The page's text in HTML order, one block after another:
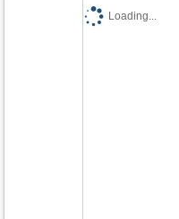
Loading...